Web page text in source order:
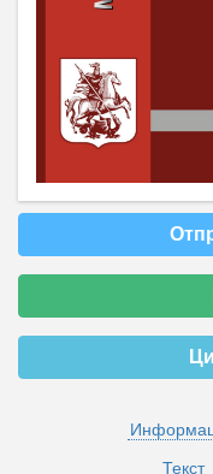
Текст